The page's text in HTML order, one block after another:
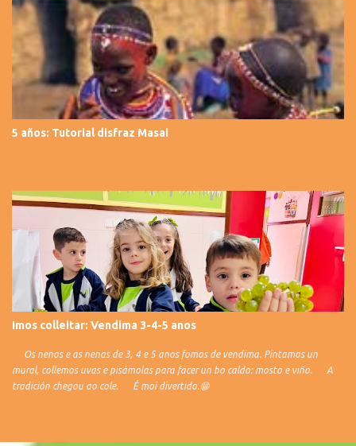
5 años: Tutorial disfraz Masai
Imos colleitar: Vendima 3-4-5 anos
Os nenos e as nenas de 3, 4 e 5 anos fomos de vendima. Pintamos un
mural, collemos uvas e pisámolas para facer un bo caldo: mosto e viño. A
tradición chegou ao cole. É moi divertido.😁